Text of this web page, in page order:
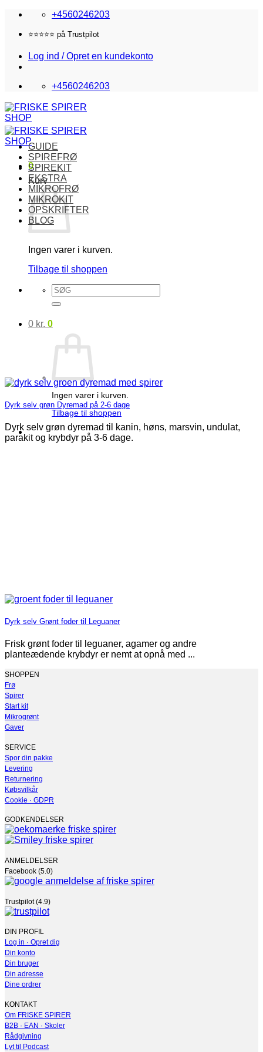
Fortsæt
indhold
+4560246203
⭐️⭐️⭐️⭐️⭐️ på Trustpilot
Log ind / Opret en kundekonto
+4560246203
0
Kurv
Ingen varer i kurven.
Tilbage til shoppen
Søg
efter:
0 kr. 0
Ingen varer i kurven.
Tilbage til shoppen
GUIDE
SPIREFRØ
SPIREKIT
EKSTRA
MIKROFRØ
MIKROKIT
OPSKRIFTER
BLOG
Dyrk selv grøn Dyremad på 2-6 dage
Dyrk selv grøn dyremad til kanin, høns, marsvin, undulat,
parakit og krybdyr på 3-6 dage.
Dyrk selv Grønt foder til Leguaner
Frisk grønt foder til leguaner, agamer og andre
planteædende krybdyr er nemt at opnå med ...
SHOPPEN
Frø
Spirer
Start kit
Mikrogrønt
Gaver
SERVICE
Spor din pakke
Levering
Returnering
Købsvilkår
Cookie · GDPR
GODKENDELSER
ANMELDELSER
Facebook (5.0)
Trustpilot (4.9)
DIN PROFIL
Log in · Opret dig
Din konto
Din bruger
Din adresse
Dine ordrer
KONTAKT
Om FRISKE SPIRER
B2B · EAN · Skoler
Rådgivning
Lyt til Podcast